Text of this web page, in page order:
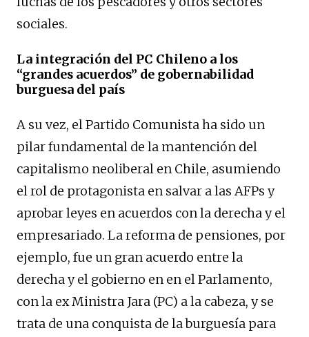
sociales.
La integración del PC Chileno a los
“grandes acuerdos” de gobernabilidad
burguesa del país
A su vez, el Partido Comunista ha sido un
pilar fundamental de la mantención del
capitalismo neoliberal en Chile, asumiendo
el rol de protagonista en salvar a las AFPs y
aprobar leyes en acuerdos con la derecha y el
empresariado. La reforma de pensiones, por
ejemplo, fue un gran acuerdo entre la
derecha y el gobierno en en el Parlamento,
con la ex Ministra Jara (PC) a la cabeza, y se
trata de una conquista de la burguesía para